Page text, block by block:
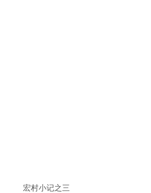
宏村小记之三